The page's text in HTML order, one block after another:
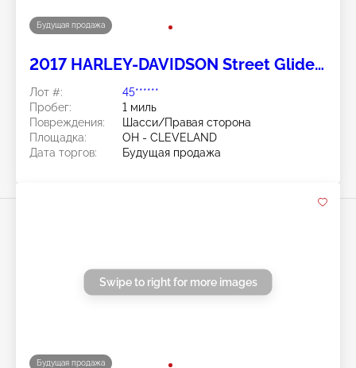
Будущая продажа
2017 HARLEY-DAVIDSON Street Glide
Лот #:
45******
Пробег:
1 миль
Повреждения:
Шасси/Правая сторона
Площадка:
OH - CLEVELAND
Дата торгов:
Будущая продажа
Будущая продажа
Swipe to right for more images